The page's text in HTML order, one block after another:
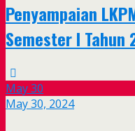
Penyampaian
Semester I Tahun
May30
May 30, 2024